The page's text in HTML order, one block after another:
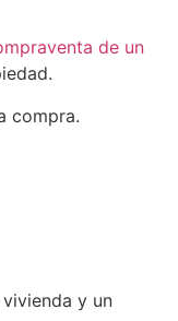
de un
compra.
y un